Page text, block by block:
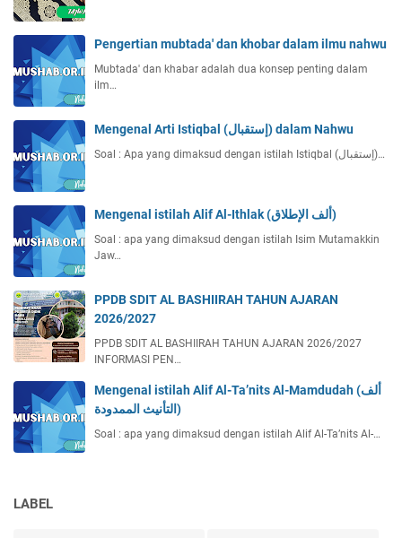
Pengertian mubtada' dan khobar dalam ilmu nahwu
Mubtada' dan khabar adalah dua konsep penting dalam
ilm…
Mengenal Arti Istiqbal (إستقبال) dalam Nahwu
Soal : Apa yang dimaksud dengan istilah Istiqbal (إستقبال)…
Mengenal istilah Alif Al-Ithlak (ألف الإطلاق)
Soal : apa yang dimaksud dengan istilah Isim Mutamakkin
Jaw…
PPDB SDIT AL BASHIIRAH TAHUN AJARAN
2026/2027
PPDB SDIT AL BASHIIRAH TAHUN AJARAN 2026/2027
INFORMASI PEN…
Mengenal istilah Alif Al-Ta’nits Al-Mamdudah (ألف
التأنيث الممدودة)
Soal : apa yang dimaksud dengan istilah Alif Al-Ta’nits Al-…
LABEL